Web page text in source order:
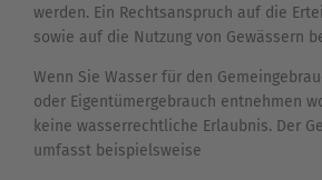
werden. Ein Rechtsanspruch auf die
sowie auf die Nutzung von Gewässern
Wenn Sie Wasser für den
oder Eigentümergebrauch entnehmen
keine wasserrechtliche Erlaubnis. Der
umfasst beispielsweise